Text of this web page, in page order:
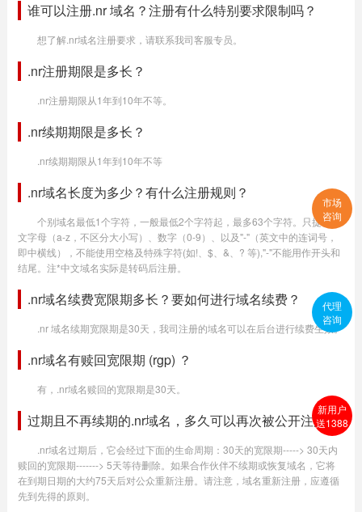
谁可以注册.nr 域名？注册有什么特别要求限制吗？
想了解.nr域名注册要求，请联系我司客服专员。
.nr注册期限是多长？
.nr注册期限从1年到10年不等。
.nr续期期限是多长？
.nr续期期限从1年到10年不等
.nr域名长度为多少？有什么注册规则？
个别域名最低1个字符，一般最低2个字符起，最多63个字符。只提供英
文字母（a-z，不区分大小写）、数字（0-9）、以及"-"（英文中的连词号，
即中横线），不能使用空格及特殊字符(如!、$、&、? 等),"-"不能用作开头和
结尾。注*中文域名实际是转码后注册。
.nr域名续费宽限期多长？要如何进行域名续费？
.nr 域名续期宽限期是30天，我司注册的域名可以在后台进行续费生效。
.nr域名有赎回宽限期 (rgp) ？
有，.nr域名赎回的宽限期是30天。
过期且不再续期的.nr域名，多久可以再次被公开注册？
.nr域名过期后，它会经过下面的生命周期：30天的宽限期-----> 30天内
赎回的宽限期-------> 5天等待删除。如果合作伙伴不续期或恢复域名，它将
在到期日期的大约75天后对公众重新注册。请注意，域名重新注册，应遵循
先到先得的原则。
市场
咨询
代理
咨询
新用户
送1388